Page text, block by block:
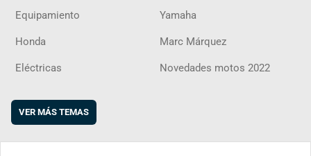
Equipamiento Yamaha
Honda Marc Márquez
Eléctricas Novedades motos 2022
VER MÁS TEMAS